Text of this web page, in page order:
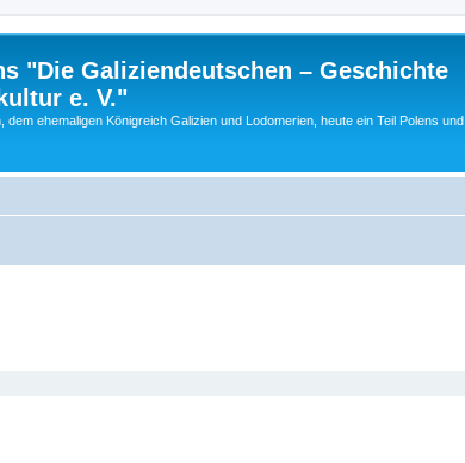
"Die Galiziendeutschen – Geschichte
e. V."
dem ehemaligen Königreich Galizien und Lodomerien, heute ein Teil Polens und